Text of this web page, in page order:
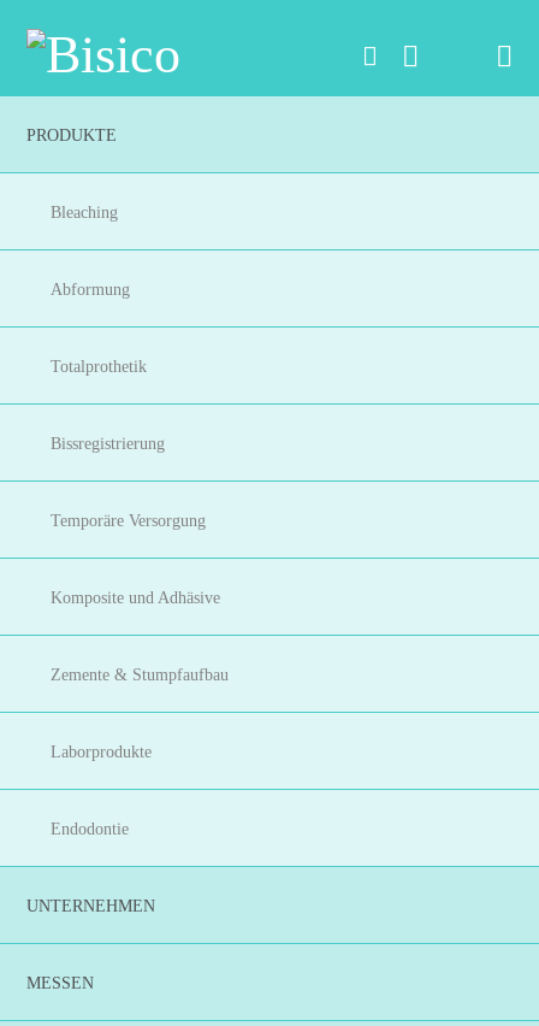
PRODUKTE
Bleaching
Abformung
Totalprothetik
Bissregistrierung
Temporäre Versorgung
Komposite und Adhäsive
Zemente & Stumpfaufbau
Laborprodukte
Endodontie
UNTERNEHMEN
MESSEN